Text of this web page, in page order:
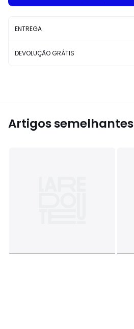
ENTREGA
DEVOLUÇÃO GRÁTIS
Artigos semelhantes